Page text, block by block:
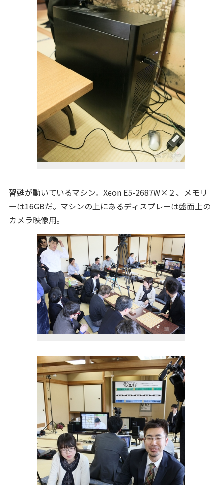
習甦が動いているマシン。Xeon E5-2687W×２、メモリ
ーは16GBだ。マシンの上にあるディスプレーは盤面上の
カメラ映像用。